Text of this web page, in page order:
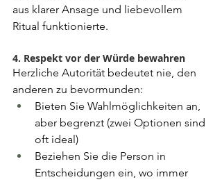
aus klarer Ansage und liebevollem
Ritual funktionierte.
4. Respekt vor der Würde bewahren
Herzliche Autorität bedeutet nie, den
anderen zu bevormunden:
Bieten Sie Wahlmöglichkeiten an,
aber begrenzt (zwei Optionen sind
oft ideal)
Beziehen Sie die Person in
Entscheidungen ein, wo immer